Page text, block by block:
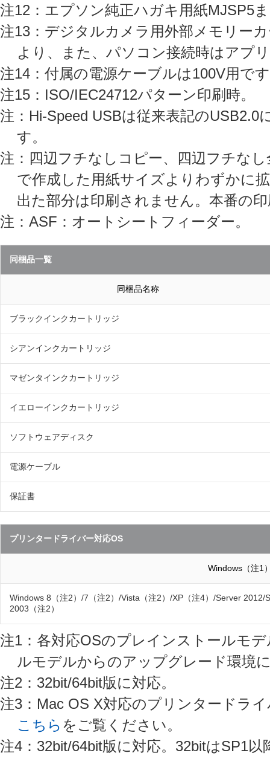
注12：エプソン純正ハガキ用紙MJSP5
注13：デジタルカメラ用外部メモリー
より、また、パソコン接続時はアプ
注14：付属の電源ケーブルは100V用で
注15：ISO/IEC24712パターン印刷時。
注：Hi-Speed USBは従来表記のUSB2.0
す。
注：四辺フチなしコピー、四辺フチな
で作成した用紙サイズよりわずかに
出た部分は印刷されません。本番の
注：ASF：オートシートフィーダー。
同梱品一覧
同梱品名称
ブラックインクカートリッジ
シアンインクカートリッジ
マゼンタインクカートリッジ
イエローインクカートリッジ
ソフトウェアディスク
電源ケーブル
保証書
プリンタードライバー対応OS
Windows（注1
Windows 8（注2）/7（注2）/Vista（注2）/XP（注4）/Server
2003（注2）
注1：各対応OSのプレインストールモ
ルモデルからのアップグレード環境
注2：32bit/64bit版に対応。
注3：Mac OS X対応のプリンタードラ
こちら をご覧ください。
注4：32bit/64bit版に対応。32bitはSP1